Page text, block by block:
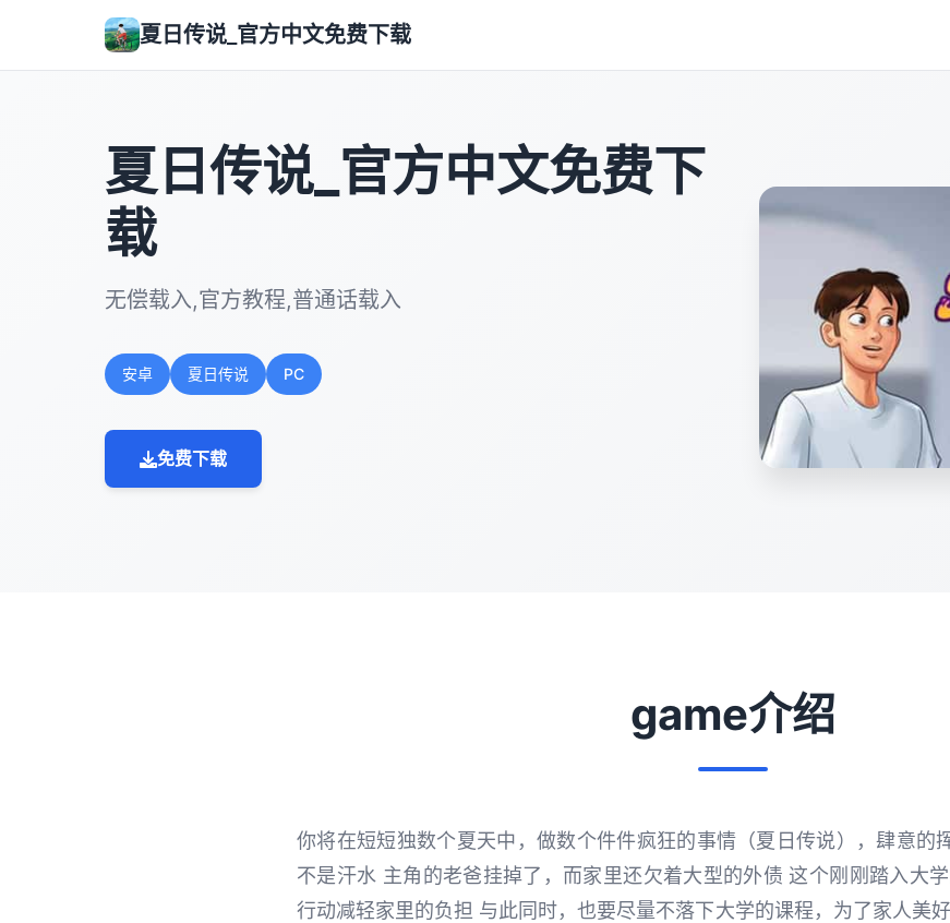
夏日传说_官方中文免费下载
夏日传说_官方中文免费下
载
无偿载入,官方教程,普通话载入
安卓 夏日传说 PC
免费下载
game介绍
你将在短短独数个夏天中，做数个件件疯狂的事情（夏日传说），肆意的
不是汗水 主角的老爸挂掉了，而家里还欠着大型的外债 这个刚刚踏入大
行动减轻家里的负担 与此同时，也要尽量不落下大学的课程，为了家人美